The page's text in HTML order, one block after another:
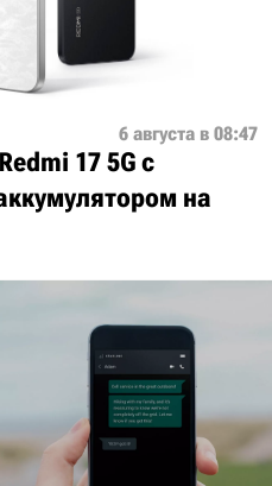
6 августа в 08:47
17 5G с
на